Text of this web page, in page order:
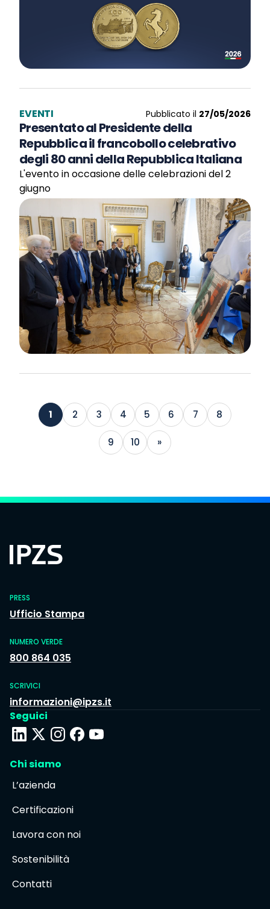
EVENTI Pubblicato il 27/05/2026
Presentato al Presidente della
Repubblica il francobollo celebrativo
degli 80 anni della Repubblica Italiana
L'evento in occasione delle celebrazioni del 2
giugno
1 2 3 4 5 6 7 8
9 10 »
PRESS
Ufficio Stampa
NUMERO VERDE
800 864 035
SCRIVICI
informazioni@ipzs.it
Seguici
Chi siamo
L’azienda
Certificazioni
Lavora con noi
Sostenibilità
Contatti